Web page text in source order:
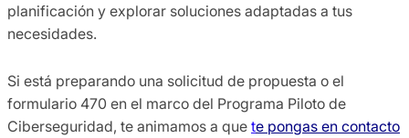
planificación y explorar soluciones adaptadas a tus
necesidades.
Si está preparando una solicitud de propuesta o el
formulario 470 en el marco del Programa Piloto de
Ciberseguridad, te animamos a que te pongas en contacto